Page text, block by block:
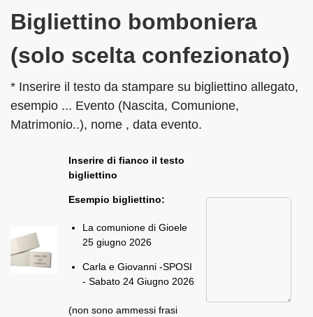
Bigliettino bomboniera
(solo scelta confezionato)
* Inserire il testo da stampare su bigliettino allegato,
esempio ... Evento (Nascita, Comunione,
Matrimonio..), nome , data evento.
Inserire di fianco il testo
bigliettino
Esempio bigliettino:
La comunione di Gioele
25 giugno 2026
Carla e Giovanni -SPOSI
- Sabato 24 Giugno 2026
(non sono ammessi frasi